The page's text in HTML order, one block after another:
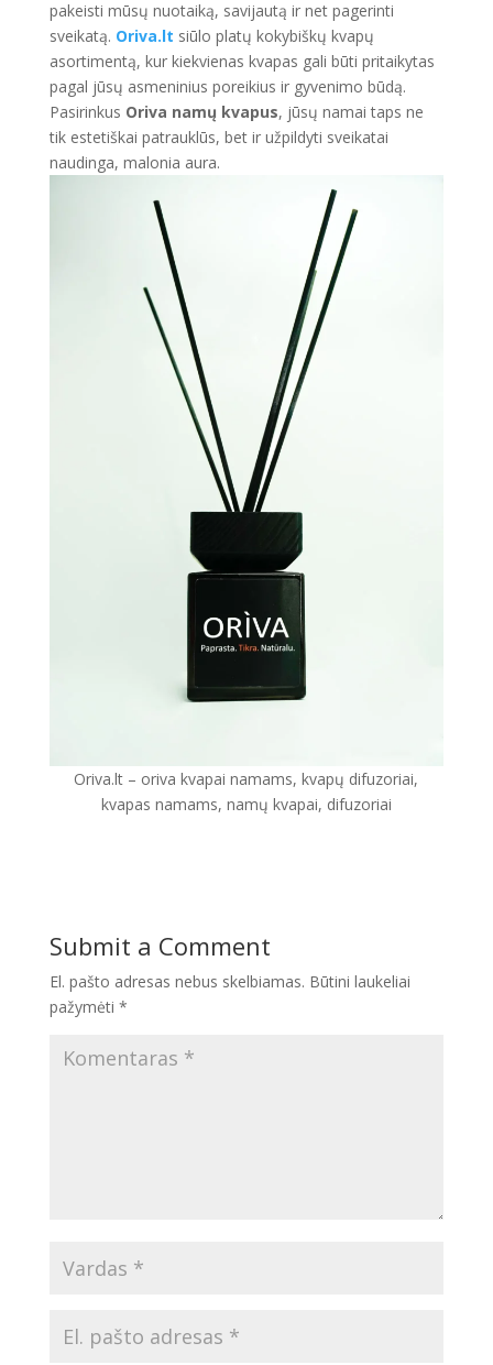
pakeisti mūsų nuotaiką, savijautą ir net pagerinti
sveikatą. Oriva.lt siūlo platų kokybiškų kvapų
asortimentą, kur kiekvienas kvapas gali būti pritaikytas
pagal jūsų asmeninius poreikius ir gyvenimo būdą.
Pasirinkus Oriva namų kvapus, jūsų namai taps ne
tik estetiškai patrauklūs, bet ir užpildyti sveikatai
naudinga, malonia aura.
Oriva.lt – oriva kvapai namams, kvapų difuzoriai,
kvapas namams, namų kvapai, difuzoriai
Submit a Comment
El. pašto adresas nebus skelbiamas. Būtini laukeliai
pažymėti *